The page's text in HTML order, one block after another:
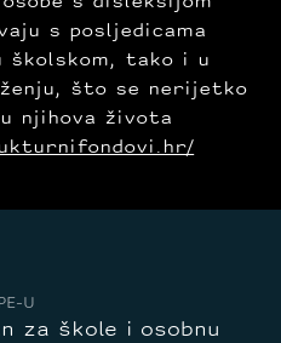
s posljedicama
školskom, tako i u
što se nerijetko
njihova života
U
za škole i osobnu